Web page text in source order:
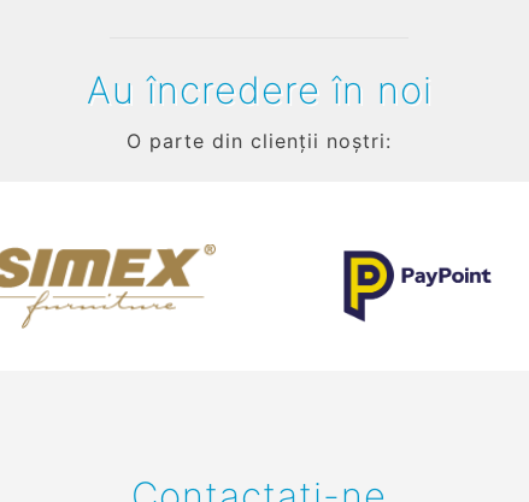
Au încredere în noi
O parte din clienții noștri: